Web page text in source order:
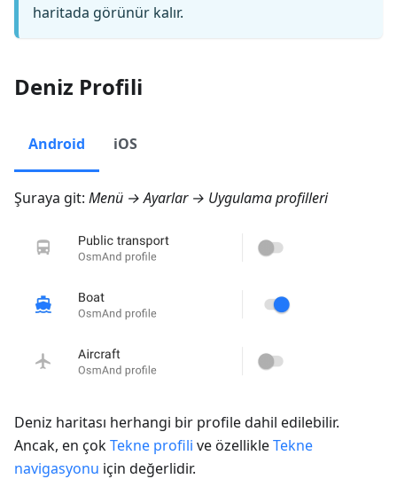
haritada görünür kalır.
Deniz Profili
Android iOS
Şuraya git: Menü → Ayarlar → Uygulama profilleri
Deniz haritası herhangi bir profile dahil edilebilir.
Ancak, en çokTekne profili ve özellikleTekne
navigasyonu için değerlidir.